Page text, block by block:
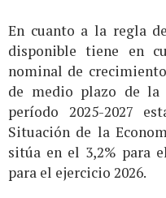
En cuanto a la regla
disponible tiene en
nominal de
de medio plazo de la
período 2025-2027
Situación de la
sitúa en el 3,2% para
para el ejercicio 2026.